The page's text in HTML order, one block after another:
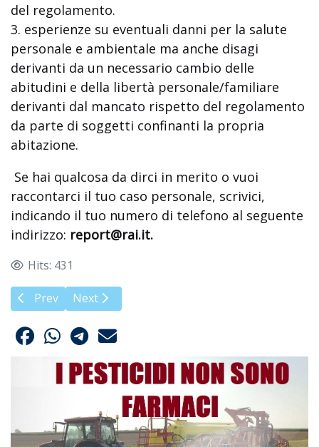
del regolamento.
3. esperienze su eventuali danni per la salute
personale e ambientale ma anche disagi
derivanti da un necessario cambio delle
abitudini e della libertà personale/familiare
derivanti dal mancato rispetto del regolamento
da parte di soggetti confinanti la propria
abitazione.
Se hai qualcosa da dirci in merito o vuoi
raccontarci il tuo caso personale, scrivici,
indicando il tuo numero di telefono al seguente
indirizzo: report@rai.it.
Hits: 431
Previous article: Addio a Ernesto Burgio
Prev Next article: Allarme PFAS nei vini veneti
Next